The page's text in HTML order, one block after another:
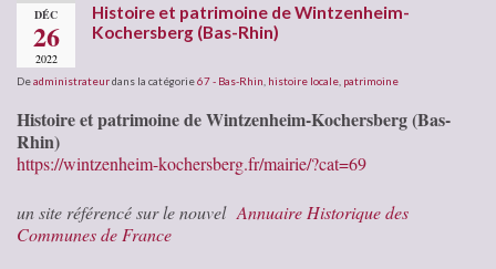
DÉC
26
2022
Histoire et patrimoine de Wintzenheim-
Kochersberg (Bas-Rhin)
Deadministrateurdans la catégorie67 - Bas-Rhin histoire locale patrimoine
Histoire et patrimoine de Wintzenheim-Kochersberg (Bas-
Rhin)
https://wintzenheim-kochersberg.fr/mairie/?cat=69
un site référencé sur le nouvel Annuaire Historique des
Communes de France